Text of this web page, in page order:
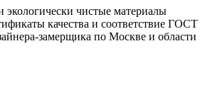
экологически чистые материалы
качества и соответствие ГОСТ
замерщика по Москве и области